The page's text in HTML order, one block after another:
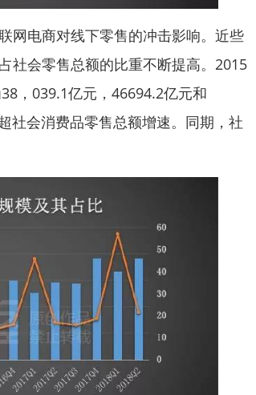
电商对线下零售的冲击影响。近些
社会零售总额的比重不断提高。2015
，039.1亿元，46694.2亿元和
社会消费品零售总额增速。同期，社